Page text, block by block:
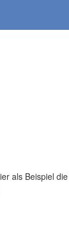
als Beispiel